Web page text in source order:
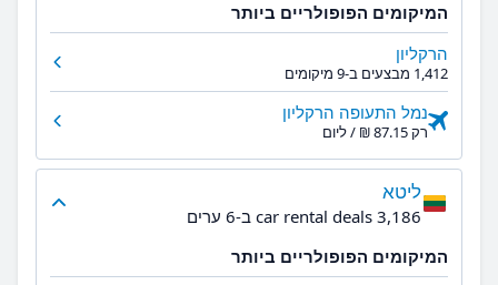
המיקומים הפופולריים ביותר
הרקליון
1,412 מבצעים ב-9 מיקומים
נמל התעופה הרקליון
רק ‏87.15 ‏₪ / ליום
ליטא
3,186 car rental deals ב-6 ערים
המיקומים הפופולריים ביותר